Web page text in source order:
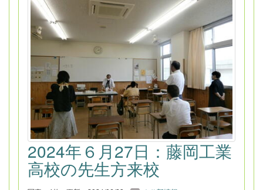
2024年６月27日：藤岡工業
高校の先生方来校